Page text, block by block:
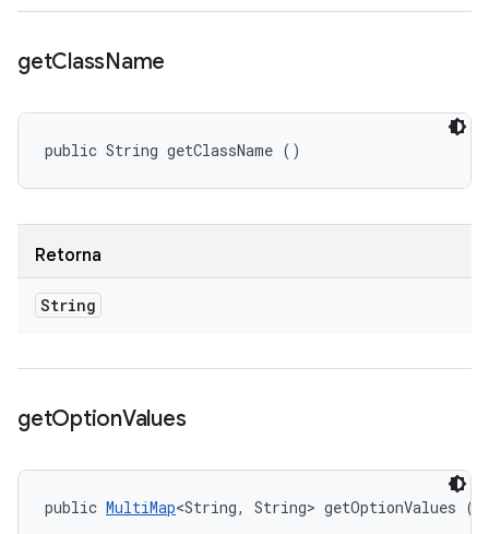
getClassName
public String getClassName ()
Retorna
String
getOptionValues
public MultiMap<String, String> getOptionValues ()